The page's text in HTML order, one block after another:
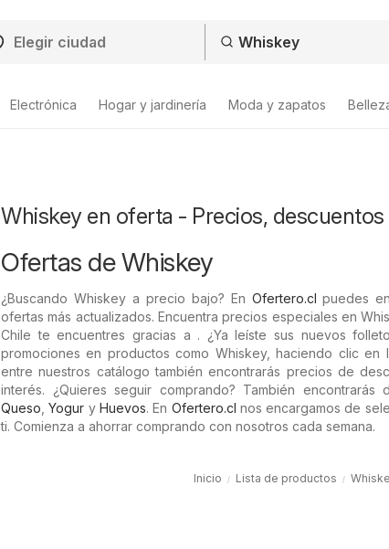
Electrónica Hogar y jardinería Moda y zapatos
Whiskey en oferta - Precios,
Ofertas de Whiskey
¿Buscando Whiskey a precio bajo? En Ofertero.cl puedes
ofertas más actualizados. Encuentra precios especiales en
Chile te encuentres gracias a . ¿Ya leíste sus nuevos
promociones en productos como Whiskey, haciendo clic en
entre nuestros catálogo también encontrarás precios de
interés. ¿Quieres seguir comprando? También
Queso ,Yogur y Huevos. En Ofertero.cl nos encargamos de
ti. Comienza a ahorrar comprando con nosotros cada semana.
Inicio Lista de productos